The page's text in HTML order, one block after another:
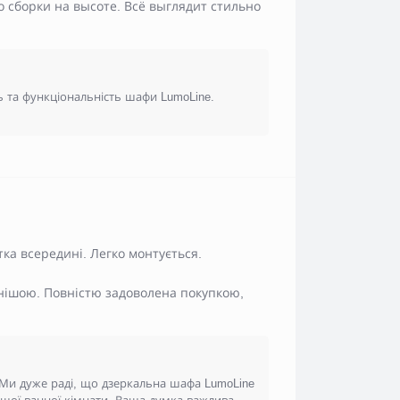
на высоте. Всё выглядит стильно
функціональність шафи LumoLine.
всередині. Легко монтується.
Повністю задоволена покупкою,
дуже раді, що дзеркальна шафа LumoLine